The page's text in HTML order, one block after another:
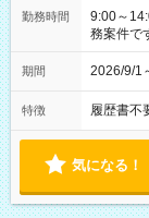
勤務時間
9:00～
務案件で
期間 2026/9/
特徴 履歴書不
気になる！